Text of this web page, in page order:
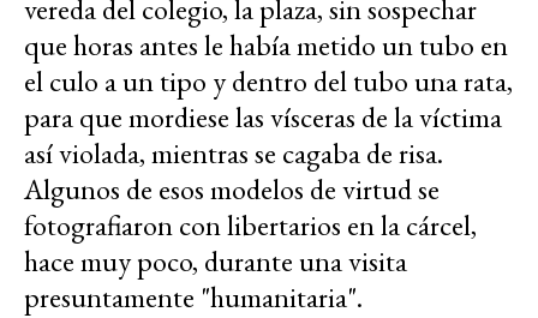
vereda del colegio, la plaza, sin sospechar
que horas antes le había metido un tubo en
el culo a un tipo y dentro del tubo una rata,
para que mordiese las vísceras de la víctima
así violada, mientras se cagaba de risa.
Algunos de esos modelos de virtud se
fotografiaron con libertarios en la cárcel,
hace muy poco, durante una visita
presuntamente "humanitaria".